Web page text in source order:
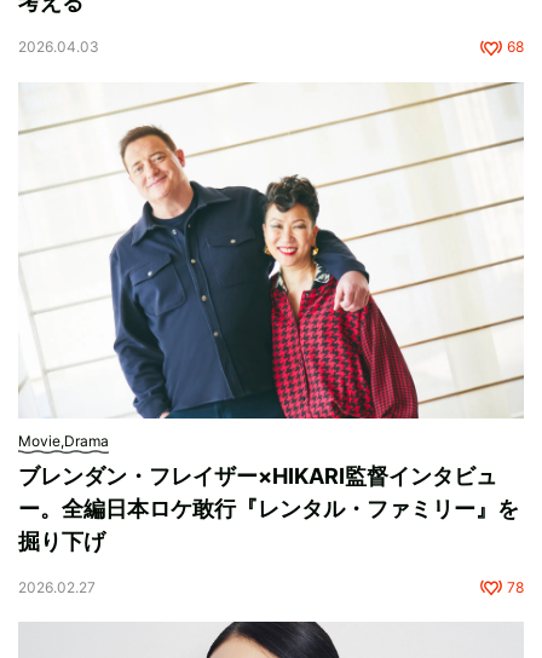
2026.04.03 68
Movie,Drama
ブレンダン・フレイザー×HIKARI監督インタビュ
ー。全編日本ロケ敢行『レンタル・ファミリー』を
掘り下げ
2026.02.27 78